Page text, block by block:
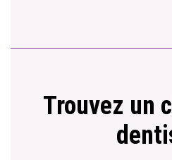
Trouvez un